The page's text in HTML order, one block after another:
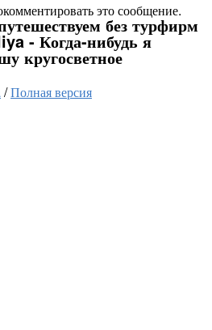
это сообщение.
без турфирм
- Когда-нибудь я
кругосветное
/Полная версия